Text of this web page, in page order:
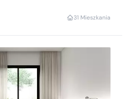
31 Mieszkania